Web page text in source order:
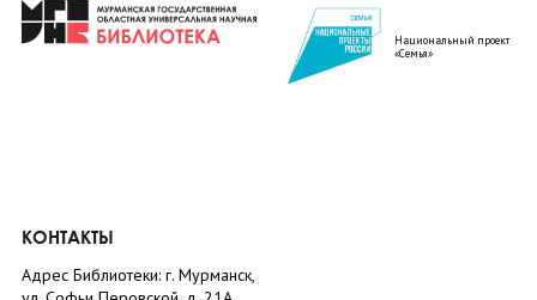
Национальный проект
«Семья»
КОНТАКТЫ
Адрес Библиотеки: г. Мурманск,